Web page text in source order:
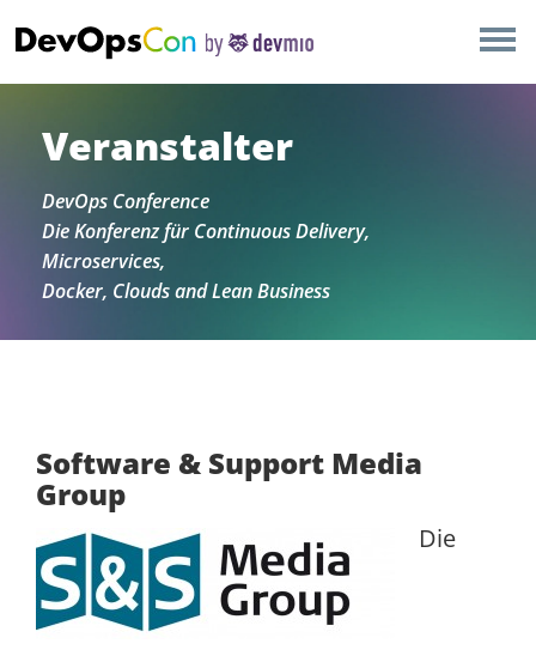
Veranstalter
DevOps Conference
Die Konferenz für Continuous Delivery,
Microservices,
Docker, Clouds and Lean Business
Software & Support Media
Group
Die
×
AMSTERDAM
LONDON
SAN DIEGO
BERLIN
NEW YORK
ALLE